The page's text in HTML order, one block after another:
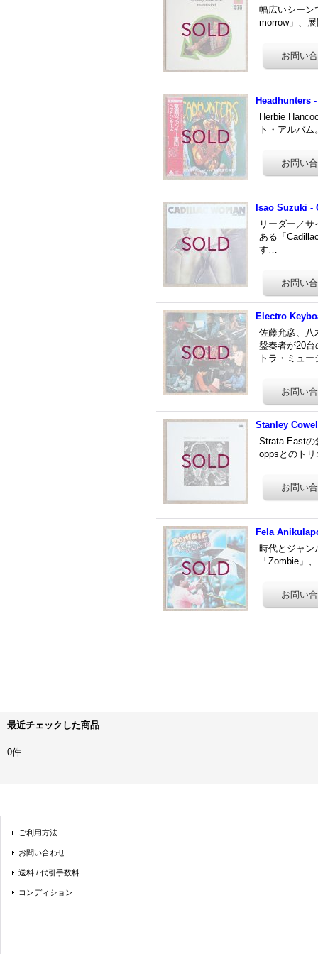
幅広いシーン
morrow」、
Headhunters
Herbie
ト・アルバ
Isao Suzuki -
リーダー／
ある「
す…
Electro
佐藤允彦、八
盤奏者が20
トラ・ミュ
Stanley
Strata-Eastの
oppsとのト
Fela
時代とジャン
「Zombie」
最近チェックした商品
0件
ご利用方法
お問い合わせ
送料 / 代引手数料
コンディション